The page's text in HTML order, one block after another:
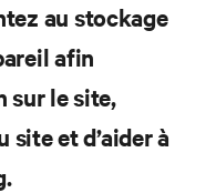
au stockage
afin
sur le site,
site et d’aider à